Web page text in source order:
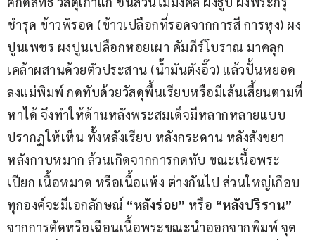
ชำรุด ข้าวพิรอด (ข้าวเปลือกที่รอดจากการสี การหุง) ผง
ปูนเพชร ผงปูนเปลือกหอยเผา คัมภีร์โบราณ มาคลุก
เคล้าผสานด้วยตัวประสาน (น้ำมันตังอิ๊ว) แล้วปั้นหยอด
ลงแม่พิมพ์ กดทับด้วยวัสดุพื้นเรียบหรือมีเส้นเสี้ยนตามที่
หาได้ จึงทำให้ด้านหลังพระสมเด็จมีหลากหลายแบบ
ปรากฏให้เห็น ทั้งหลังเรียบ หลังกระดาน หลังสังขยา
หลังกาบหมาก ล้วนเกิดจากการกดทับ ขณะเนื้อพระ
เปียก เนื้อหมาด หรือเนื้อแห้ง ต่างกันไป ส่วนใหญ่เกือบ
ทุกองค์จะมีเอกลักษณ์ “หลังร่อย” หรือ “หลังปริราน”
จากการตัดหรือเฉือนเนื้อพระขณะนำออกจากพิมพ์ จุด